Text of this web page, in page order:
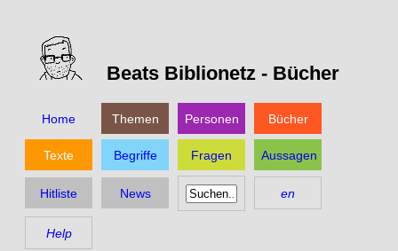
Beats Biblionetz - Bücher
Home Themen Personen Bücher
Texte Begriffe Fragen Aussagen
Hitliste News en
Help